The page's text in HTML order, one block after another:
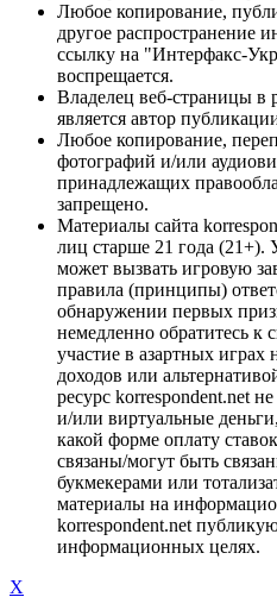
Любое копирование,
другое распространение
ссылку на "Интерфакс-
воспрещается.
Владелец веб-страницы в
является автор
Любое копирование,
фотографий и/или
принадлежащих
запрещено.
Материалы сайта
лиц старше 21 года (21+).
может вызвать игровую
правила (принципы)
обнаружении первых
немедленно обратитесь к
участие в азартных играх
доходов или
ресурс korrespondent.net
и/или виртуальные
какой форме оплату
связаны/могут быть
букмекерами или
материалы на
korrespondent.net
информационных целях.
X